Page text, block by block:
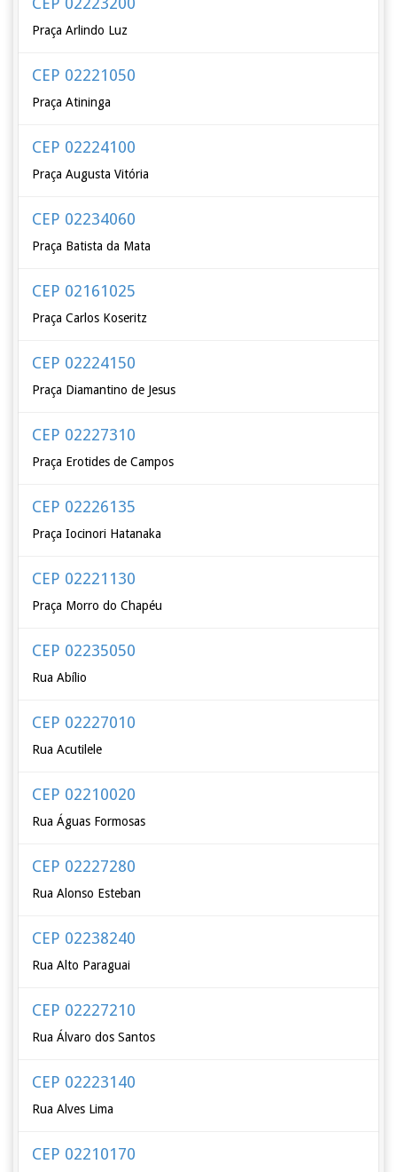
Praça Arlindo Luz
CEP 02221050
Praça Atininga
CEP 02224100
Praça Augusta Vitória
CEP 02234060
Praça Batista da Mata
CEP 02161025
Praça Carlos Koseritz
CEP 02224150
Praça Diamantino de Jesus
CEP 02227310
Praça Erotides de Campos
CEP 02226135
Praça Iocinori Hatanaka
CEP 02221130
Praça Morro do Chapéu
CEP 02235050
Rua Abílio
CEP 02227010
Rua Acutilele
CEP 02210020
Rua Águas Formosas
CEP 02227280
Rua Alonso Esteban
CEP 02238240
Rua Alto Paraguai
CEP 02227210
Rua Álvaro dos Santos
CEP 02223140
Rua Alves Lima
CEP 02210170